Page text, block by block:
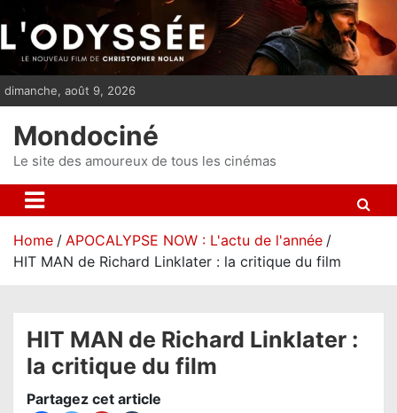
i
p
t
n
dimanche, août 9, 2026
Mondociné
Le site des amoureux de tous les cinémas
Home
APOCALYPSE NOW : L'actu de l'année
HIT MAN de Richard Linklater : la critique du film
HIT MAN de Richard Linklater :
la critique du film
Partagez cet article